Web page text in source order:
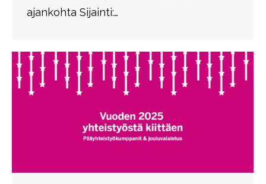
ajankohta Sijainti:…